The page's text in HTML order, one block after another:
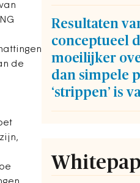
de
Resultaten
conceptueel
moeilijker
dan simpele
‘strippen’ is